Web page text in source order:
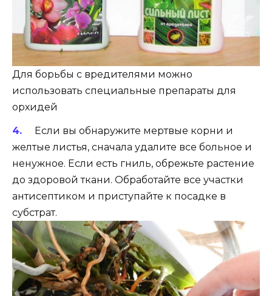
Для борьбы с вредителями можно
использовать специальные препараты для
орхидей
Если вы обнаружите мертвые корни и
желтые листья, сначала удалите все больное и
ненужное. Если есть гниль, обрежьте растение
до здоровой ткани. Обработайте все участки
антисептиком и приступайте к посадке в
субстрат.